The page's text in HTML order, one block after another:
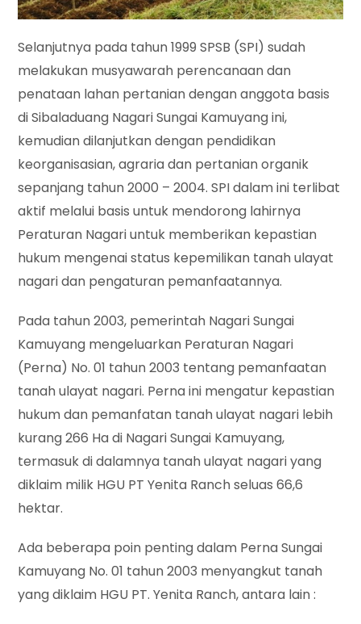
Selanjutnya pada tahun 1999 SPSB (SPI) sudah
melakukan musyawarah perencanaan dan
penataan lahan pertanian dengan anggota basis
di Sibaladuang Nagari Sungai Kamuyang ini,
kemudian dilanjutkan dengan pendidikan
keorganisasian, agraria dan pertanian organik
sepanjang tahun 2000 – 2004. SPI dalam ini terlibat
aktif melalui basis untuk mendorong lahirnya
Peraturan Nagari untuk memberikan kepastian
hukum mengenai status kepemilikan tanah ulayat
nagari dan pengaturan pemanfaatannya.
Pada tahun 2003, pemerintah Nagari Sungai
Kamuyang mengeluarkan Peraturan Nagari
(Perna) No. 01 tahun 2003 tentang pemanfaatan
tanah ulayat nagari. Perna ini mengatur kepastian
hukum dan pemanfatan tanah ulayat nagari lebih
kurang 266 Ha di Nagari Sungai Kamuyang,
termasuk di dalamnya tanah ulayat nagari yang
diklaim milik HGU PT Yenita Ranch seluas 66,6
hektar.
Ada beberapa poin penting dalam Perna Sungai
Kamuyang No. 01 tahun 2003 menyangkut tanah
yang diklaim HGU PT. Yenita Ranch, antara lain :